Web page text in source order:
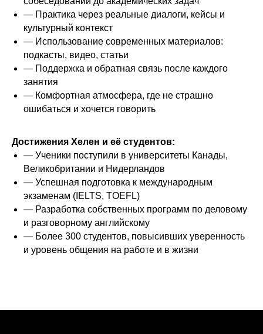
— Практика через реальные диалоги, кейсы и
культурный контекст
— Использование современных материалов:
подкасты, видео, статьи
— Поддержка и обратная связь после каждого
занятия
— Комфортная атмосфера, где не страшно
ошибаться и хочется говорить
Достижения Хелен и её студентов:
— Ученики поступили в университеты Канады,
Великобритании и Нидерландов
— Успешная подготовка к международным
экзаменам (IELTS, TOEFL)
— Разработка собственных программ по деловому
и разговорному английскому
— Более 300 студентов, повысивших уверенность
и уровень общения на работе и в жизни